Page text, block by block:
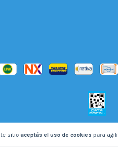
sitio aceptás el uso de cookies para
reservados. Defensa de las y los